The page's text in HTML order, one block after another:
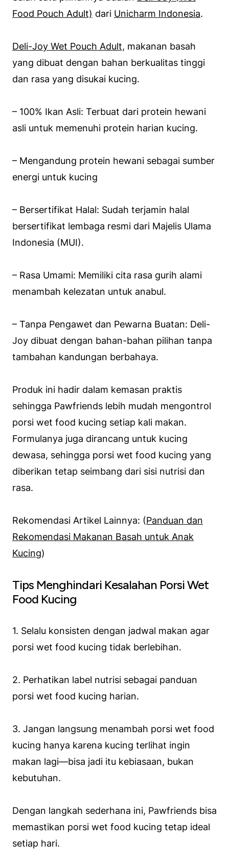
Food Pouch Adult) dari Unicharm Indonesia.
Deli-Joy Wet Pouch Adult, makanan basah
yang dibuat dengan bahan berkualitas tinggi
dan rasa yang disukai kucing.
– 100% Ikan Asli: Terbuat dari protein hewani
asli untuk memenuhi protein harian kucing.
– Mengandung protein hewani sebagai sumber
energi untuk kucing
– Bersertifikat Halal: Sudah terjamin halal
bersertifikat lembaga resmi dari Majelis Ulama
Indonesia (MUI).
– Rasa Umami: Memiliki cita rasa gurih alami
menambah kelezatan untuk anabul.
– Tanpa Pengawet dan Pewarna Buatan: Deli-
Joy dibuat dengan bahan-bahan pilihan tanpa
tambahan kandungan berbahaya.
Produk ini hadir dalam kemasan praktis
sehingga Pawfriends lebih mudah mengontrol
porsi wet food kucing setiap kali makan.
Formulanya juga dirancang untuk kucing
dewasa, sehingga porsi wet food kucing yang
diberikan tetap seimbang dari sisi nutrisi dan
rasa.
Rekomendasi Artikel Lainnya: (Panduan dan
Rekomendasi Makanan Basah untuk Anak
Kucing)
Tips Menghindari Kesalahan Porsi Wet
Food Kucing
1. Selalu konsisten dengan jadwal makan agar
porsi wet food kucing tidak berlebihan.
2. Perhatikan label nutrisi sebagai panduan
porsi wet food kucing harian.
3. Jangan langsung menambah porsi wet food
kucing hanya karena kucing terlihat ingin
makan lagi—bisa jadi itu kebiasaan, bukan
kebutuhan.
Dengan langkah sederhana ini, Pawfriends bisa
memastikan porsi wet food kucing tetap ideal
setiap hari.